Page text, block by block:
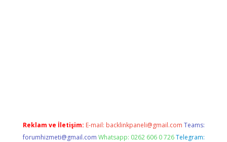
Reklam ve İletişim: E-mail: backlinkpaneli@gmail.com Teams:
forumhizmeti@gmail.com Whatsapp: 0262 606 0 726 Telegram: